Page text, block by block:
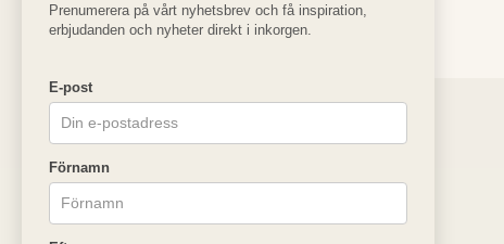
Paketet kan inte bokas
Prenumerera på vårt nyhetsbrev och få inspiration,
erbjudanden och nyheter direkt i inkorgen.
E-post
Förnamn